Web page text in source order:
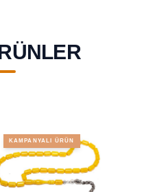
KAMPANYALI ÜRÜN